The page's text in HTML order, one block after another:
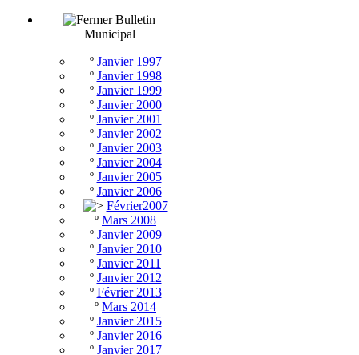
Bulletin
Municipal
º Janvier 1997
º Janvier 1998
º Janvier 1999
º Janvier 2000
º Janvier 2001
º Janvier 2002
º Janvier 2003
º Janvier 2004
º Janvier 2005
º Janvier 2006
Février2007
º Mars 2008
º Janvier 2009
º Janvier 2010
º Janvier 2011
º Janvier 2012
º Février 2013
º Mars 2014
º Janvier 2015
º Janvier 2016
º Janvier 2017